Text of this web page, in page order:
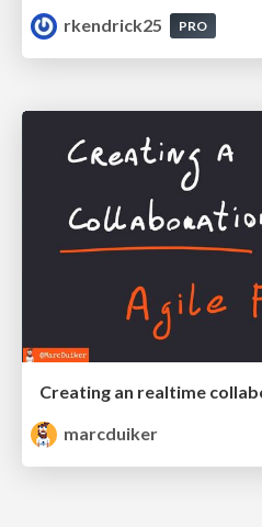
rkendrick25
PRO
marcduiker